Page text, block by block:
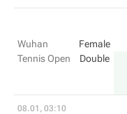
Wuhan
Tennis Open
Female
Double
08.01, 03:10